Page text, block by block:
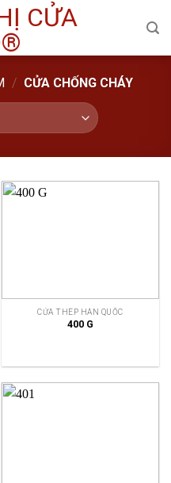
/ CỬA CHỐNG CHÁY
CỬA THÉP HÀN QUỐC
400 G